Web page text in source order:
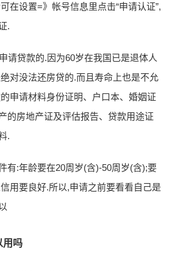
在设置=》帐号信息里点击“申请认证”,
.
请贷款的.因为60岁在我国已是退体人
对没法还房贷的.而且寿命上也是不允
申请材料身份证明、户口本、婚姻证
的房地产证及评估报告、贷款用途证
.
有:年龄要在20周岁(含)-50周岁(含);要
用要良好.所以,申请之前要看看自己是
用吗